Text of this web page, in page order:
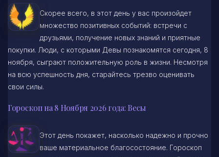
Скорее всего, в этот день у вас произойдет
множество позитивных событий: встречи с
друзьями, получение новых знаний и приятные
покупки. Люди, с которыми Девы познакомятся сегодня, 8
ноября, сыграют положительную роль в жизни. Несмотря
на всю успешность дня, старайтесь трезво оценивать
свои силы.
Гороскоп на 8 Ноября 2026 года: Весы
Этот день покажет, насколько надежно и прочно
ваше материальное благосостояние. Гороскоп